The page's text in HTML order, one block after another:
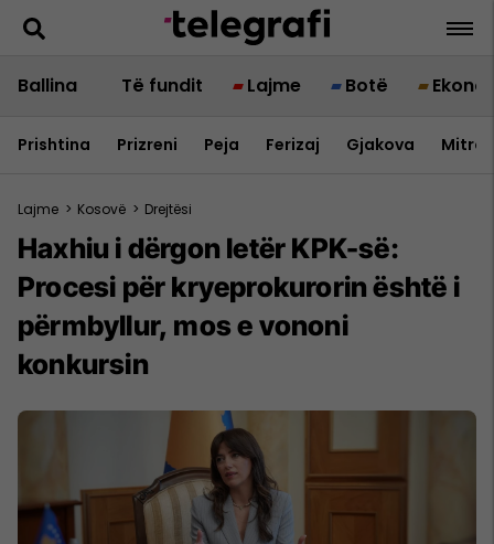
Ballina Të fundit Lajme Botë
Prishtina Prizreni Peja Ferizaj Gjakova
Lajme > Kosovë > Drejtësi
Haxhiu i dërgon letër KPK-së:
Procesi për kryeprokurorin është i
përmbyllur, mos e vononi
konkursin